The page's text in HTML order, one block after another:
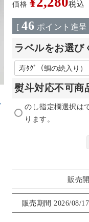
価格 税込
[ 46 ポイント進呈
ラベルをお選び
熨斗対応不可商
のし指定欄選択は
ります。
販売
販売期間 2026/08/